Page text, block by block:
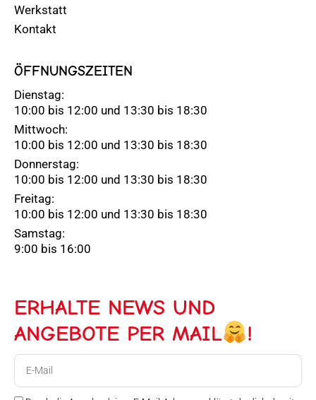
Werkstatt
Kontakt
ÖFFNUNGSZEITEN
Dienstag:
10:00 bis 12:00 und 13:30 bis 18:30
Mittwoch:
10:00 bis 12:00 und 13:30 bis 18:30
Donnerstag:
10:00 bis 12:00 und 13:30 bis 18:30
Freitag:
10:00 bis 12:00 und 13:30 bis 18:30
Samstag:
9:00 bis 16:00
ERHALTE NEWS UND
ANGEBOTE PER MAIL
!